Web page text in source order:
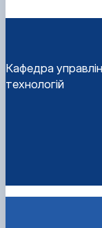
Кафедра
технологій